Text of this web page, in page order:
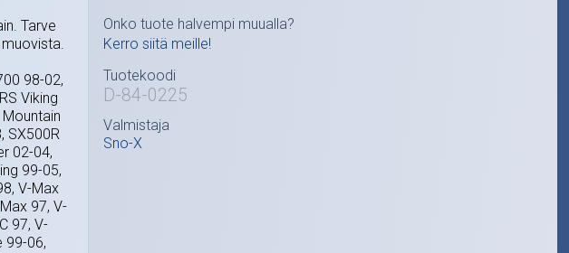
Tarve
98-02,
Viking
SX500R
02-04,
99-05,
V-Max
97, V-
97, V-
99-06,
Onko tuote halvempi muualla?
Kerro siitä meille!
Tuotekoodi
D-84-0225
Valmistaja
Sno-X